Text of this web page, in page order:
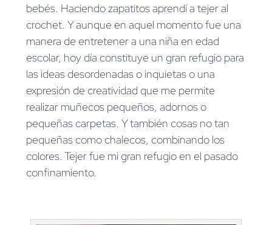
bebés. Haciendo zapatitos aprendí a tejer al
crochet. Y aunque en aquel momento fue una
manera de entretener a una niña en edad
escolar, hoy día constituye un gran refugio para
las ideas desordenadas o inquietas o una
expresión de creatividad que me permite
realizar muñecos pequeños, adornos o
pequeñas carpetas. Y también cosas no tan
pequeñas como chalecos, combinando los
colores. Tejer fue mi gran refugio en el pasado
confinamiento.